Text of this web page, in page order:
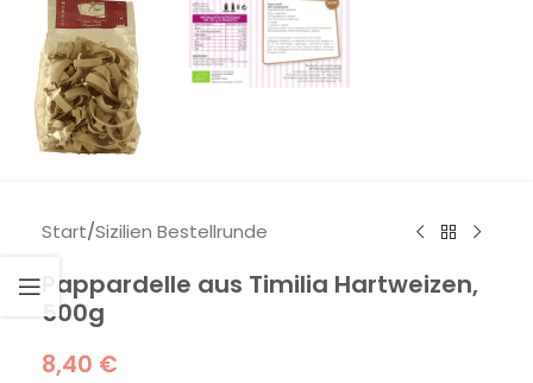
Start/Sizilien Bestellrunde
Pappardelle aus Timilia Hartweizen,
500g
8,40 €